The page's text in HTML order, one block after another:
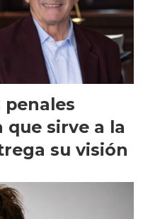
penales
sirve a la
su visión